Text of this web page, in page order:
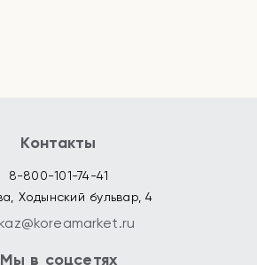
Контакты
8-800-101-74-41
Ходынский бульвар, 4
Мы в соцсетях